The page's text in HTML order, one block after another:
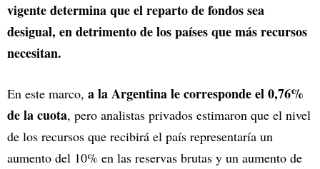
vigente determina que el reparto de fondos sea
desigual, en detrimento de los países que más recursos
necesitan.
En este marco, a la Argentina le corresponde el 0,76%
de la cuota, pero analistas privados estimaron que el nivel
de los recursos que recibirá el país representaría un
aumento del 10% en las reservas brutas y un aumento de